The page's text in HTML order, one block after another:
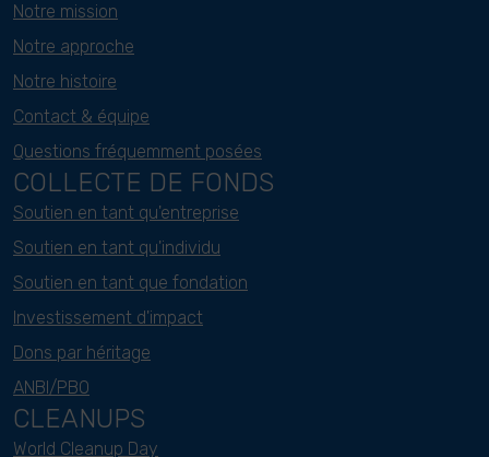
Notre mission
Notre approche
Notre histoire
Contact & équipe
Questions fréquemment posées
COLLECTE DE FONDS
Soutien en tant qu'entreprise
Soutien en tant qu'individu
Soutien en tant que fondation
Investissement d'impact
Dons par héritage
ANBI/PBO
CLEANUPS
World Cleanup Day